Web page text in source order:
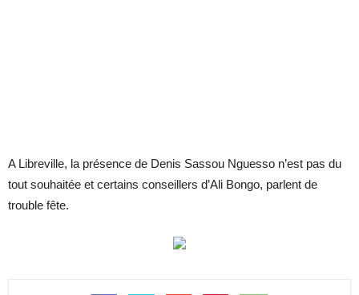
A Libreville, la présence de Denis Sassou Nguesso n’est pas du
tout souhaitée et certains conseillers d’Ali Bongo, parlent de
trouble fête.